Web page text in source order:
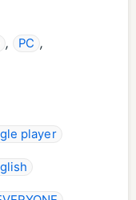
, PC ,
player